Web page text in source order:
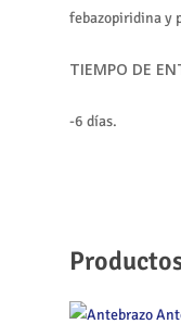
febazopiridina y
TIEMPO DE
-6 días.